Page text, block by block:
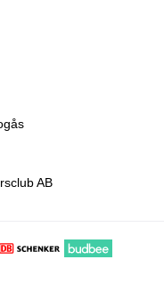
AB